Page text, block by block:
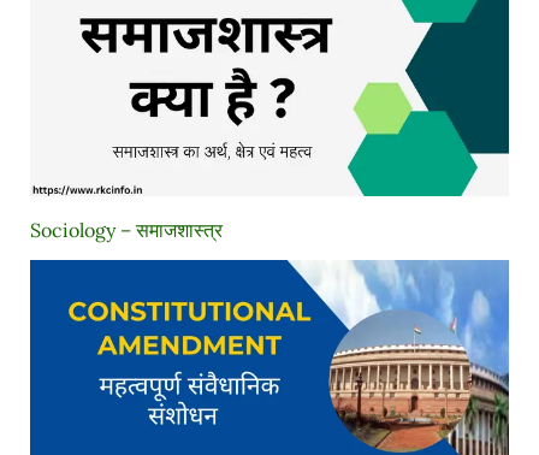
Sociology – समाजशास्त्र